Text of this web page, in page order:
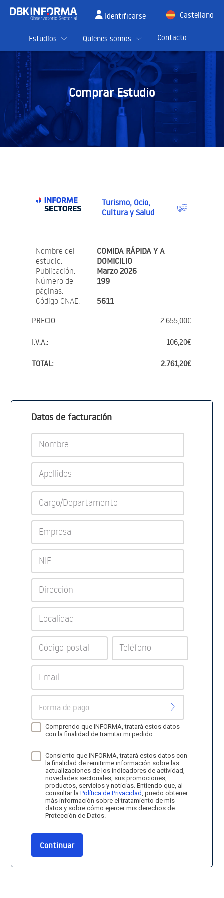
Identificarse
Castellano
Estudios
Quienes somos Contacto
Comprar Estudio
Turismo, Ocio,
Cultura y Salud
Nombre del
estudio:
COMIDA RÁPIDA Y A
DOMICILIO
Publicación:
Marzo 2026
Número de
páginas:
199
Código CNAE:
5611
PRECIO: 2.655,00€
I.V.A.: 106,20€
TOTAL: 2.761,20€
Datos de facturación
Nombre
Apellidos
Cargo/Departamento
Empresa
NIF
Dirección
Localidad
Código postal Teléfono
Email
Forma de pago
Comprendo que INFORMA, tratará estos datos
con la finalidad de tramitar mi pedido.
Consiento que INFORMA, tratará estos datos con
la finalidad de remitirme información sobre las
actualizaciones de los indicadores de actividad,
novedades sectoriales, sus promociones,
productos, servicios y noticias. Entiendo que, al
consultar laPolítica de Privacidad, puedo obtener
más información sobre el tratamiento de mis
datos y sobre cómo ejercer mis derechos de
Protección de Datos.
Continuar